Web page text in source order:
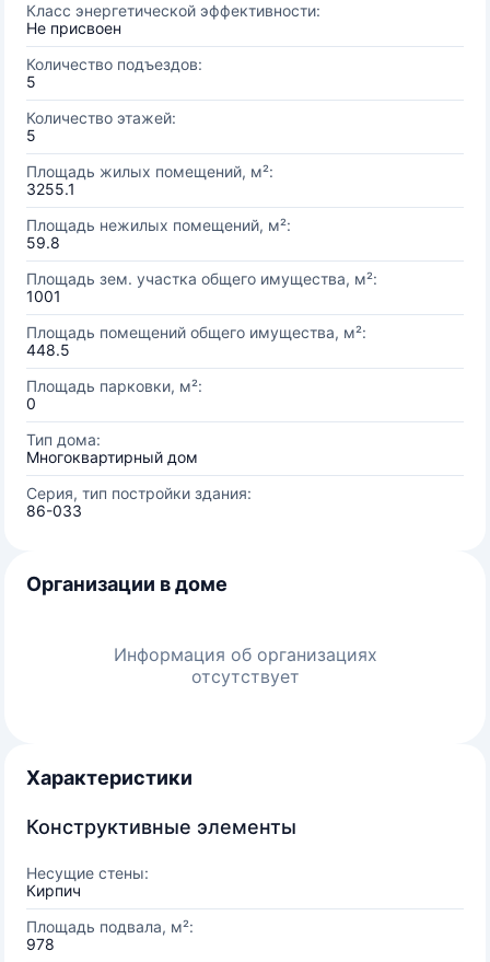
Класс энергетической эффективности:
Не присвоен
Количество подъездов:
5
Количество этажей:
5
Площадь жилых помещений, м²:
3255.1
Площадь нежилых помещений, м²:
59.8
Площадь зем. участка общего имущества, м²:
1001
Площадь помещений общего имущества, м²:
448.5
Площадь парковки, м²:
0
Тип дома:
Многоквартирный дом
Серия, тип постройки здания:
86-033
Организации в доме
Информация об организациях
отсутствует
Характеристики
Конструктивные элементы
Несущие стены:
Кирпич
Площадь подвала, м²:
978